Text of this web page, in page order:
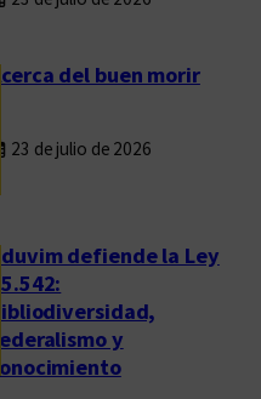
Acerca del buen morir
23 de julio de 2026
Eduvim defiende la Ley
25.542:
bibliodiversidad,
federalismo y
conocimiento